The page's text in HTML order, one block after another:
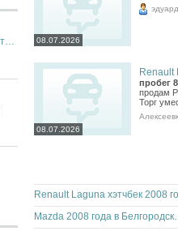
Тринити Моторс Эксперт Оскол Старый Оскол
08.07.2026
эдуард
08.07.2026
Renault
пробег
продам
Торг
Mazda